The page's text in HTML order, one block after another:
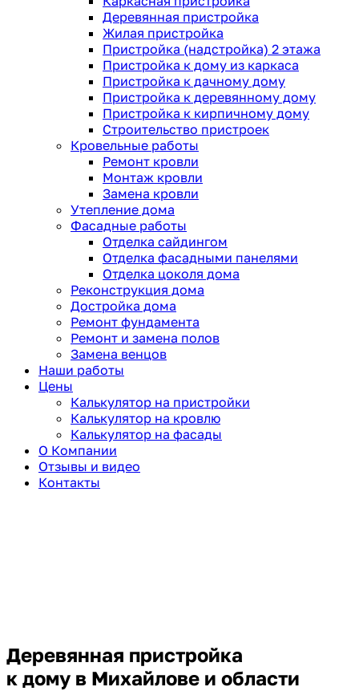
Деревянная пристройка
Жилая пристройка
Пристройка (надстройка) 2 этажа
Пристройка к дому из каркаса
Пристройка к дачному дому
Пристройка к деревянному дому
Пристройка к кирпичному дому
Строительство пристроек
Кровельные работы
Ремонт кровли
Монтаж кровли
Замена кровли
Утепление дома
Фасадные работы
Отделка сайдингом
Отделка фасадными панелями
Отделка цоколя дома
Реконструкция дома
Достройка дома
Ремонт фундамента
Ремонт и замена полов
Замена венцов
Наши работы
Цены
Калькулятор на пристройки
Калькулятор на кровлю
Калькулятор на фасады
О Компании
Отзывы и видео
Контакты
Деревянная пристройка
к дому в Михайлове и области